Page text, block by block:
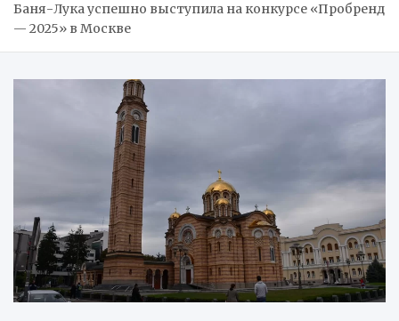
Баня-Лука успешно выступила на конкурсе «Пробренд
— 2025» в Москве